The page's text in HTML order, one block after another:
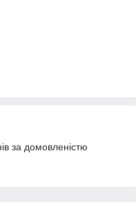
за домовленістю